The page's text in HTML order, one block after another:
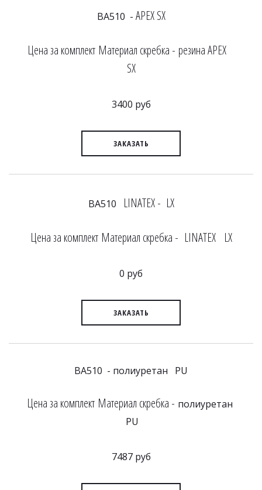
BA510 - APEX SX
Цена за комплект Материал скребка - резина APEX
SX
3400 руб
ЗАКАЗАТЬ
BA510 LINATEX - LX
Цена за комплект Материал скребка - LINATEX LX
0 руб
ЗАКАЗАТЬ
BA510 - полиуретан PU
Цена за комплект Материал скребка - полиуретан
PU
7487 руб